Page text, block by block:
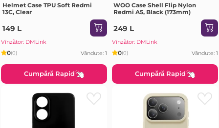
Helmet Case TPU Soft Redmi
13C, Clear
149 L
Vînzător: DMLink
0(0) Vândute: 1
Cumpără Rapid
WOO Case Shell Flip Nylon
Redmi A5, Black (173mm)
249 L
Vînzător: DMLink
0(0) Vândute: 1
Cumpără Rapid